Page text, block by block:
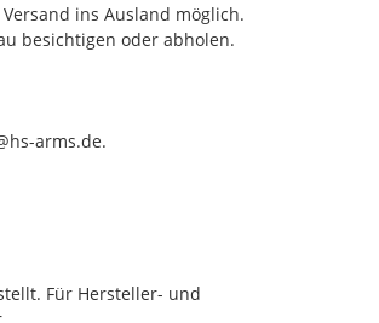
ins Ausland möglich.
besichtigen oder abholen.
arms.de.
Für Hersteller- und